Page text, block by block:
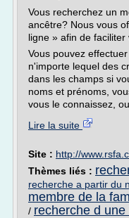
Vous recherchez un
ancêtre? Nous vous
ligne » afin de faciliter
Vous pouvez
n'importe lequel des
dans les champs si
noms et prénoms,
vous le connaissez,
Lire la suite
Site : http://
Thèmes liés :
recherche a partir du
membre de la
/ recherche d une